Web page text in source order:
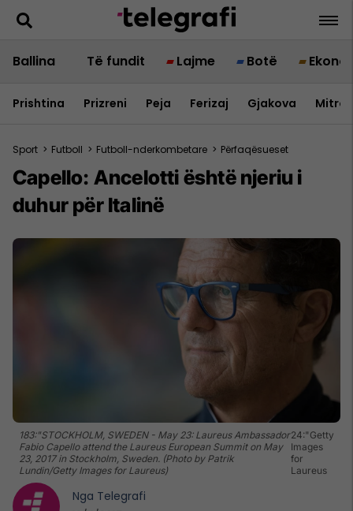
Ballina Të fundit Lajme Botë
Prishtina Prizreni Peja Ferizaj Gjakova
Sport > Futboll > Futboll-nderkombetare > Përfaqësueset
Capello: Ancelotti është njeriu i
duhur për Italinë
183:"STOCKHOLM, SWEDEN - May 23: Laureus Ambassador
Fabio Capello attend the Laureus European Summit on May
23, 2017 in Stockholm, Sweden. (Photo by Patrik
Lundin/Getty Images for Laureus)
24:"Getty
Images
for
Laureus
Nga Telegrafi